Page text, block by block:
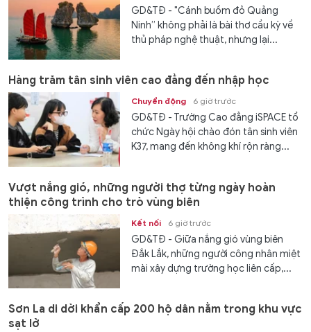
GD&TĐ - "Cánh buồm đỏ Quảng
Ninh” không phải là bài thơ cầu kỳ về
thủ pháp nghệ thuật, nhưng lại...
Hàng trăm tân sinh viên cao đẳng đến nhập học
Chuyển động 6 giờ trước
GD&TĐ - Trường Cao đẳng iSPACE tổ
chức Ngày hội chào đón tân sinh viên
K37, mang đến không khí rộn ràng...
Vượt nắng gió, những người thợ từng ngày hoàn
thiện công trình cho trò vùng biên
Kết nối 6 giờ trước
GD&TĐ - Giữa nắng gió vùng biên
Đắk Lắk, những người công nhân miệt
mài xây dựng trường học liên cấp,...
Sơn La di dời khẩn cấp 200 hộ dân nằm trong khu vực
sạt lở